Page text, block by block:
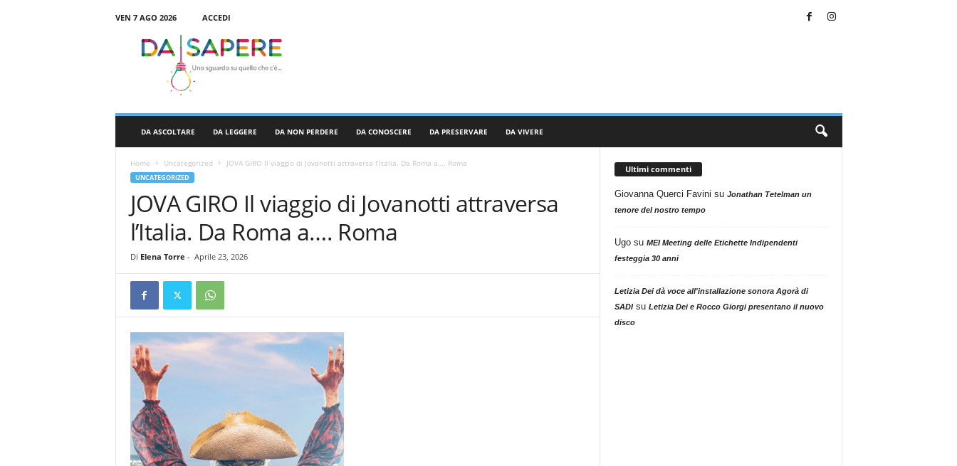
VEN 7 AGO 2026
ACCEDI
DA ASCOLTARE DA LEGGERE DA NON PERDERE DA CONOSCERE DA PRESERVARE DA VIVERE
Home Uncategorized JOVA GIRO Il viaggio di Jovanotti attraversa l’Italia. Da Roma a…. Roma
UNCATEGORIZED
JOVA GIRO Il viaggio di Jovanotti attraversa
l’Italia. Da Roma a…. Roma
Di Elena Torre - Aprile 23, 2026
Ultimi commenti
Giovanna Querci Favini su Jonathan Tetelman un
tenore del nostro tempo
Ugosu MEI Meeting delle Etichette Indipendenti
festeggia 30 anni
Letizia Dei dà voce all'installazione sonora Agorà di
SADIsu Letizia Dei e Rocco Giorgi presentano il nuovo
disco